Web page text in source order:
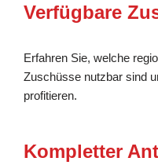
Verfügbare
Erfahren Sie, welche
Zuschüsse nutzbar sind
profitieren.
Kompletter